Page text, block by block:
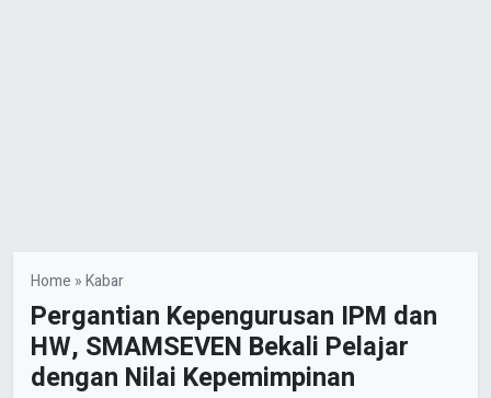
Home »Kabar
Pergantian Kepengurusan IPM dan
HW, SMAMSEVEN Bekali Pelajar
dengan Nilai Kepemimpinan